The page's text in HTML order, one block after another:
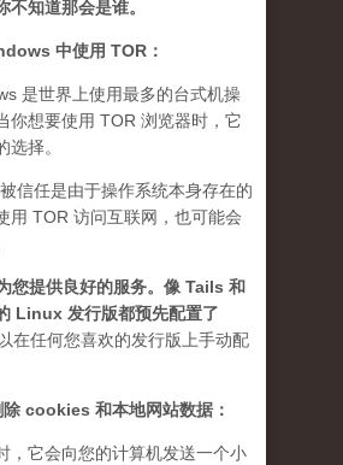
不知道那会是谁。
中使用 TOR：
是世界上使用最多的台式机操
你想要使用 TOR 浏览器时，它
选择。
信任是由于操作系统本身存在的
用 TOR 访问互联网，也可能会
您提供良好的服务。像 Tails 和
Linux 发行版都预先配置了
在任何您喜欢的发行版上手动配
cookies 和本地网站数据：
，它会向您的计算机发送一个小